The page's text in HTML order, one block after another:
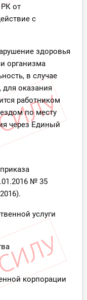
от
с
здоровья
организма
в случае
оказания
работником
по месту
через Единый
№ 35
услуги
корпорации